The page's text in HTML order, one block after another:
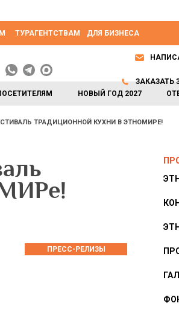
ТУРАГЕНТСТВАМ ДЛЯ БИЗНЕСА
НОВЫЙ ГОД 2027
ЗАКАЗАТЬ
ТРАДИЦИОННОЙ КУХНИ В ЭТНОМИРЕ!
ПРЕСС-РЕЛИЗЫ